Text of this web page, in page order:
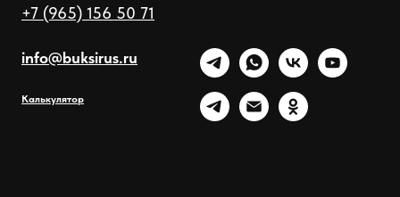
+7 (965) 156 50 71
info@buksirus.ru
Калькулятор